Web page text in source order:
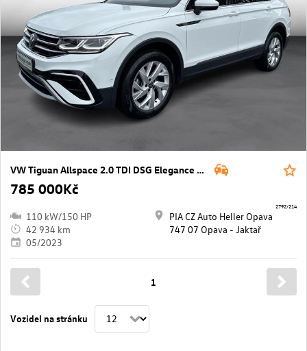
VW Tiguan Allspace 2.0 TDI DSG Elegance 110 kW
785 000Kč
110 kW/150 HP
42 934 km
05/2023
PIA CZ Auto Heller Opava
747 07 Opava - Jaktař
2792/214
Vozidel na stránku
1